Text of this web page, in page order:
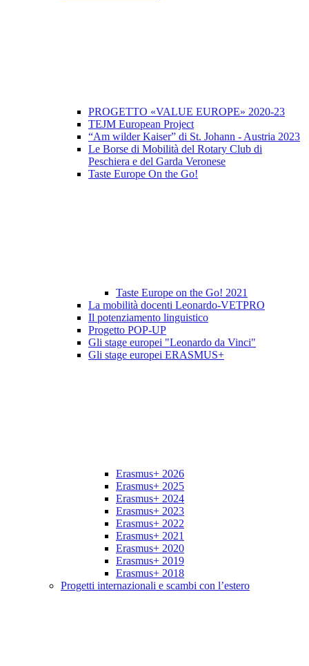
PROGETTO «VALUE EUROPE» 2020-23
TEJM European Project
“Am wilder Kaiser” di St. Johann - Austria 2023
Le Borse di Mobilità del Rotary Club di
Peschiera e del Garda Veronese
Taste Europe On the Go!
Taste Europe on the Go! 2021
La mobilità docenti Leonardo-VETPRO
Il potenziamento linguistico
Progetto POP-UP
Gli stage europei "Leonardo da Vinci"
Gli stage europei ERASMUS+
Erasmus+ 2026
Erasmus+ 2025
Erasmus+ 2024
Erasmus+ 2023
Erasmus+ 2022
Erasmus+ 2021
Erasmus+ 2020
Erasmus+ 2019
Erasmus+ 2018
Progetti internazionali e scambi con l’estero